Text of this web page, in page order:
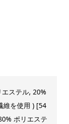
ステル, 20%
維を使用 ) [54
ポリエステ